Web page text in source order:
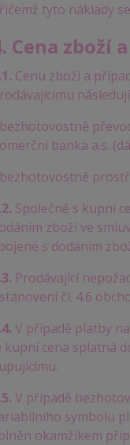
tyto náklady
Cena zboží
Cenu zboží a
banka a.s.
Společně s kupní
zboží ve
s dodáním
Prodávající
čl. 4.6
V případě platby
kupní cena splatná
V případě
symbolu
okamžikem